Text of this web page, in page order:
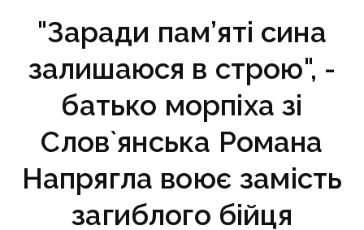
"Заради пам’яті сина
залишаюся в строю", -
батько морпіха зі
Слов`янська Романа
Напрягла воює замість
загиблого бійця